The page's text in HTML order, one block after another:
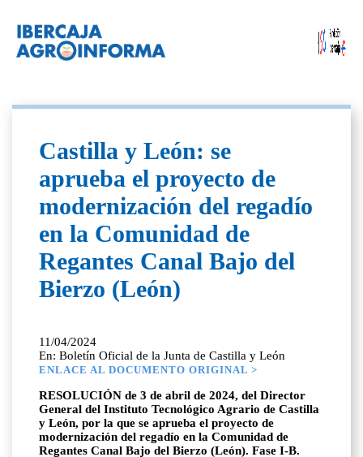
Castilla y León: se
aprueba el proyecto de
modernización del regadío
en la Comunidad de
Regantes Canal Bajo del
Bierzo (León)
11/04/2024
En: Boletín Oficial de la Junta de Castilla y León
ENLACE AL DOCUMENTO ORIGINAL >
RESOLUCIÓN de 3 de abril de 2024, del Director
General del Instituto Tecnológico Agrario de Castilla
y León, por la que se aprueba el proyecto de
modernización del regadío en la Comunidad de
Regantes Canal Bajo del Bierzo (León). Fase I-B.